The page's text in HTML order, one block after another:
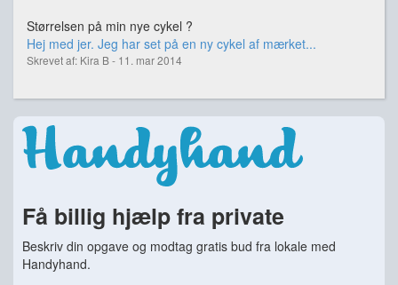
Størrelsen på min nye cykel ?
Hej med jer. Jeg har set på en ny cykel af mærket...
Skrevet af: Kira B - 11. mar 2014
Få billig hjælp fra private
Beskriv din opgave og modtag gratis bud fra lokale med
Handyhand.